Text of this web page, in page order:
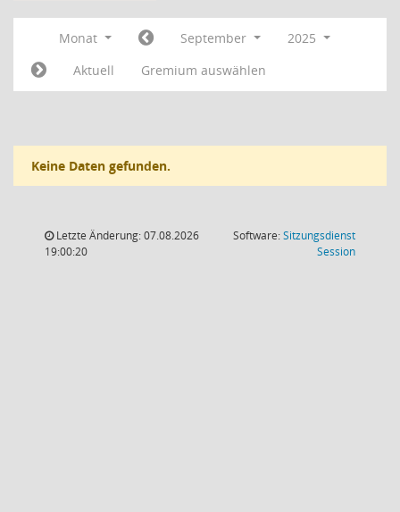
Monat September
2025
Aktuell
Gremium auswählen
Keine Daten gefunden.
Letzte Änderung: 07.08.2026
19:00:20
Software:Sitzungsdienst
Session(Wird in